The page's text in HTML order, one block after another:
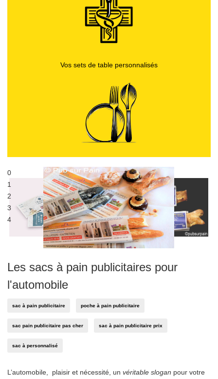
Vos sets de table personnalisés
Publicité sur sacs baguettes
Sac à pain publicitaire
0
1
2
3
4
Les sacs à pain publicitaires pour
l'automobile
sac à pain publicitaire poche à pain publicitaire
sac pain publicitaire pas cher sac à pain publicitaire prix
sac à personnalisé
L’automobile, plaisir et nécessité, un véritable slogan pour votre